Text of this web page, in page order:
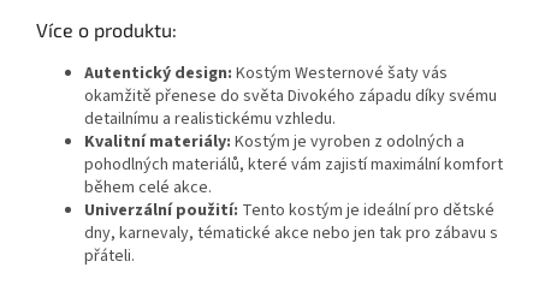
Více o produktu:
Autentický design: Kostým Westernové šaty vás
okamžitě přenese do světa Divokého západu díky svému
detailnímu a realistickému vzhledu.
Kvalitní materiály: Kostým je vyroben z odolných a
pohodlných materiálů, které vám zajistí maximální komfort
během celé akce.
Univerzální použití: Tento kostým je ideální pro dětské
dny, karnevaly, tématické akce nebo jen tak pro zábavu s
přáteli.